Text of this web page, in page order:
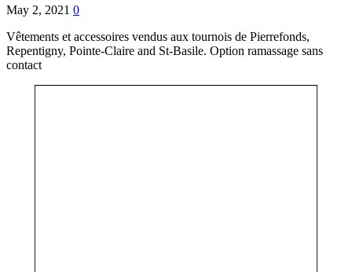
May 2, 2021 0
Vêtements et accessoires vendus aux tournois de Pierrefonds,
Repentigny, Pointe-Claire and St-Basile. Option ramassage sans
contact